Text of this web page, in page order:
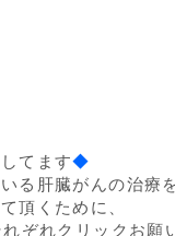
てます◆
る肝臓がんの治療
頂くために、
ぞれクリックお願